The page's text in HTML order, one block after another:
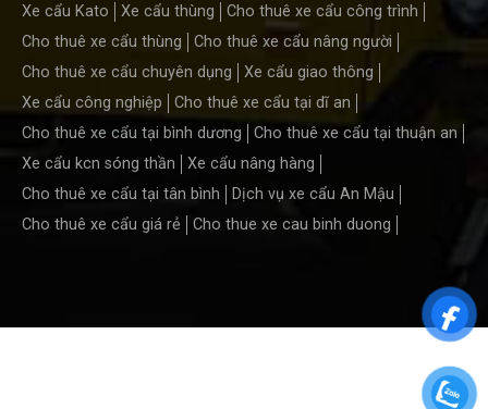
Xe cẩu Kato Xe cẩu thùng
Cho thuê xe cẩu công trình
Cho thuê xe cẩu thùng
Cho thuê xe cẩu nâng người
Cho thuê xe cẩu chuyên dụng
Xe cẩu giao thông
Xe cẩu công nghiệp
Cho thuê xe cẩu tại dĩ an
Cho thuê xe cẩu tại bình dương
Cho thuê xe cẩu tại thuận an
Xe cẩu kcn sóng thần
Xe cẩu nâng hàng
Cho thuê xe cẩu tại tân bình
Dịch vụ xe cẩu An Mậu
Cho thuê xe cẩu giá rẻ
Cho thue xe cau binh duong